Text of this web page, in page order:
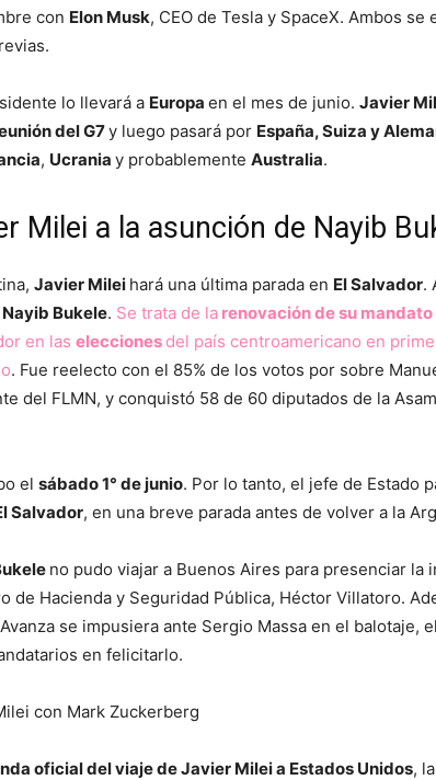
con Elon Musk, CEO de Tesla y SpaceX. Ambos se
lo llevará a Europa en el mes de junio. Javier
del G7y luego pasará por España, Suiza y
, Ucrania y probablemente Australia.
Milei a la asunción de Nayib
Javier Milei hará una última parada en El Salvador.
Nayib Bukele. Se trata de la renovación de su mandato
en las elecciones del país centroamericano en
. Fue reelecto con el 85% de los votos por sobre
del FLMN, y conquistó 58 de 60 diputados de la
el sábado 1° de junio. Por lo tanto, el jefe de Estado
Salvador, en una breve parada antes de volver a la
no pudo viajar a Buenos Aires para presenciar la
de Hacienda y Seguridad Pública, Héctor Villatoro.
se impusiera ante Sergio Massa en el balotaje,
en felicitarlo.
con Mark Zuckerberg
oficial del viaje de Javier Milei a Estados Unidos,